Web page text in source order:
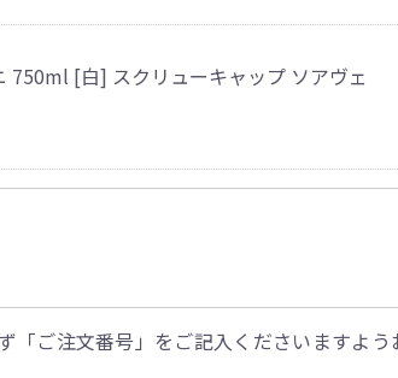
750ml [白] スクリューキャップ ソアヴェ
「ご注文番号」をご記入くださいますよう